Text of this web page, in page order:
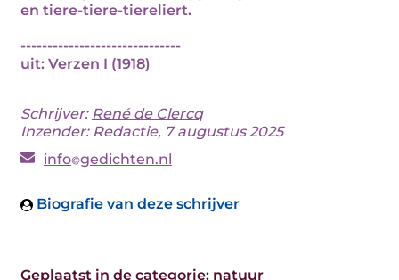
en tiere-tiere-tiereliert.
------------------------------
uit: Verzen I (1918)
Schrijver: René de Clercq
Inzender: Redactie, 7 augustus 2025
info gedichten.nl
Biografie van deze schrijver
Geplaatst in de categorie: natuur